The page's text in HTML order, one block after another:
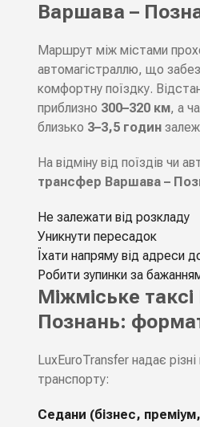
Варшава –
Маршрут між містами
автомагістраллю, що
комфортну поїздку.
приблизно 300–320 км, а
близько 3–3,5 годин
На відміну від поїздів чи
трансфер Варшава –
Не залежати від розкладу
Уникнути пересадок
Їхати напряму від адреси
Робити зупинки за
Міжміське
Познань:
LuxEuroTransfer надає різні
транспорту:
Седани (бізнес,